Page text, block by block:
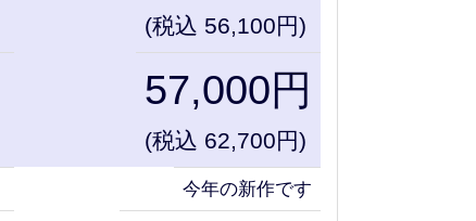
(税込 56,100円)
57,000円
(税込 62,700円)
今年の新作です